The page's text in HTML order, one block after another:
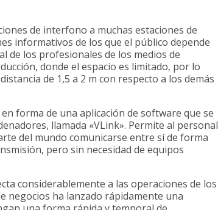
de interfono a muchas estaciones de
informativos de los que el público depende
de los profesionales de los medios de
donde el espacio es limitado, por lo
de 1,5 a 2 m con respecto a los demás
forma de una aplicación de software que se
llamada «VLink». Permite al personal
del mundo comunicarse entre sí de forma
pero sin necesidad de equipos
considerablemente a las operaciones de los
negocios ha lanzado rápidamente una